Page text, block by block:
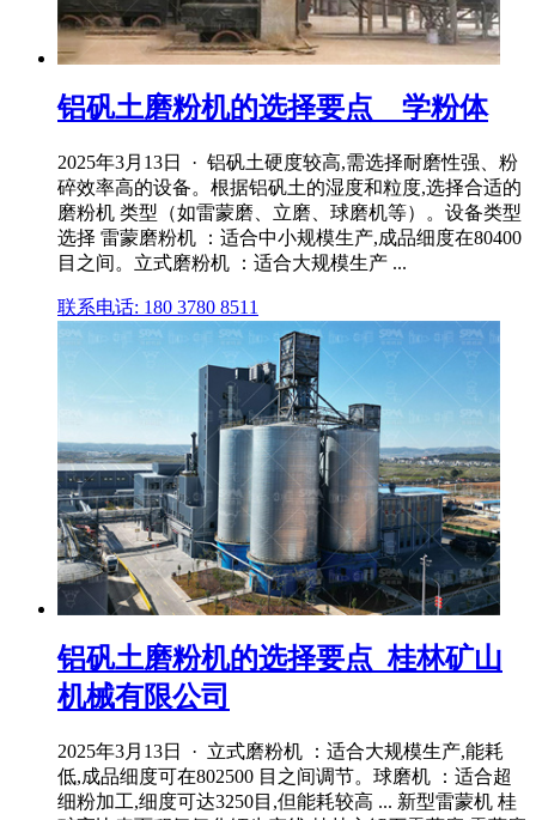
铝矾土磨粉机的选择要点 _ 学粉体
2025年3月13日 · 铝矾土硬度较高,需选择耐磨性强、粉
碎效率高的设备。根据铝矾土的湿度和粒度,选择合适的
磨粉机 类型（如雷蒙磨、立磨、球磨机等）。设备类型
选择 雷蒙磨粉机 ：适合中小规模生产,成品细度在80400
目之间。立式磨粉机 ：适合大规模生产 ...
联系电话: 180 3780 8511
铝矾土磨粉机的选择要点_桂林矿山
机械有限公司
2025年3月13日 · 立式磨粉机 ：适合大规模生产,能耗
低,成品细度可在802500 目之间调节。球磨机 ：适合超
细粉加工,细度可达3250目,但能耗较高 ... 新型雷蒙机 桂